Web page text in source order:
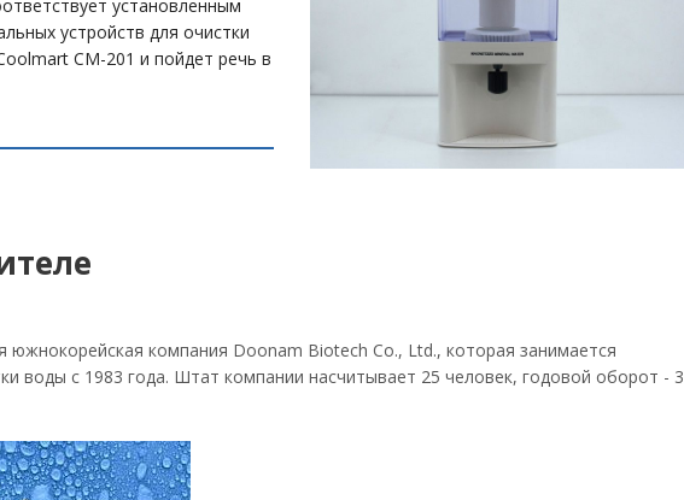
установленным
устройств для очистки
CM-201 и пойдет речь в
компания Doonam Biotech Co., Ltd., которая занимается
воды с 1983 года. Штат компании насчитывает 25 человек, годовой оборот - 3